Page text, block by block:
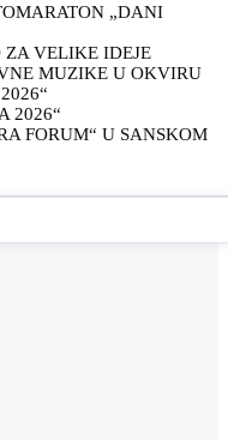
„DANI
VELIKE IDEJE
MUZIKE U OKVIRU
2026“
FORUM“ U SANSKOM